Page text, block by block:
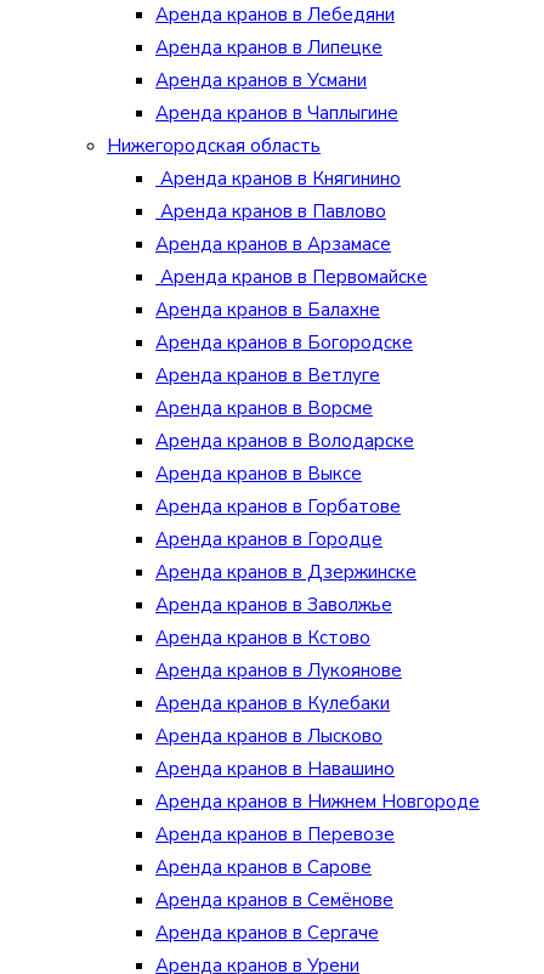
Аренда кранов в Лебедяни
Аренда кранов в Липецке
Аренда кранов в Усмани
Аренда кранов в Чаплыгине
Нижегородская область
Аренда кранов в Княгинино
Аренда кранов в Павлово
Аренда кранов в Арзамасе
Аренда кранов в Первомайске
Аренда кранов в Балахне
Аренда кранов в Богородске
Аренда кранов в Ветлуге
Аренда кранов в Ворсме
Аренда кранов в Володарске
Аренда кранов в Выксе
Аренда кранов в Горбатове
Аренда кранов в Городце
Аренда кранов в Дзержинске
Аренда кранов в Заволжье
Аренда кранов в Кстово
Аренда кранов в Лукоянове
Аренда кранов в Кулебаки
Аренда кранов в Лысково
Аренда кранов в Навашино
Аренда кранов в Нижнем Новгороде
Аренда кранов в Перевозе
Аренда кранов в Сарове
Аренда кранов в Семёнове
Аренда кранов в Сергаче
Аренда кранов в Урени